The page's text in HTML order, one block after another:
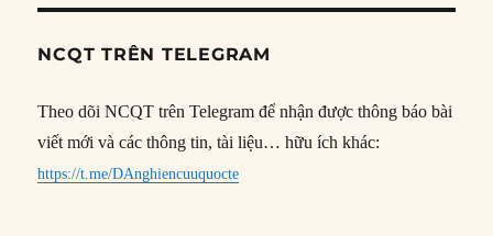
NCQT TRÊN TELEGRAM
Theo dõi NCQT trên Telegram để nhận được thông báo bài
viết mới và các thông tin, tài liệu… hữu ích khác:
https://t.me/DAnghiencuuquocte